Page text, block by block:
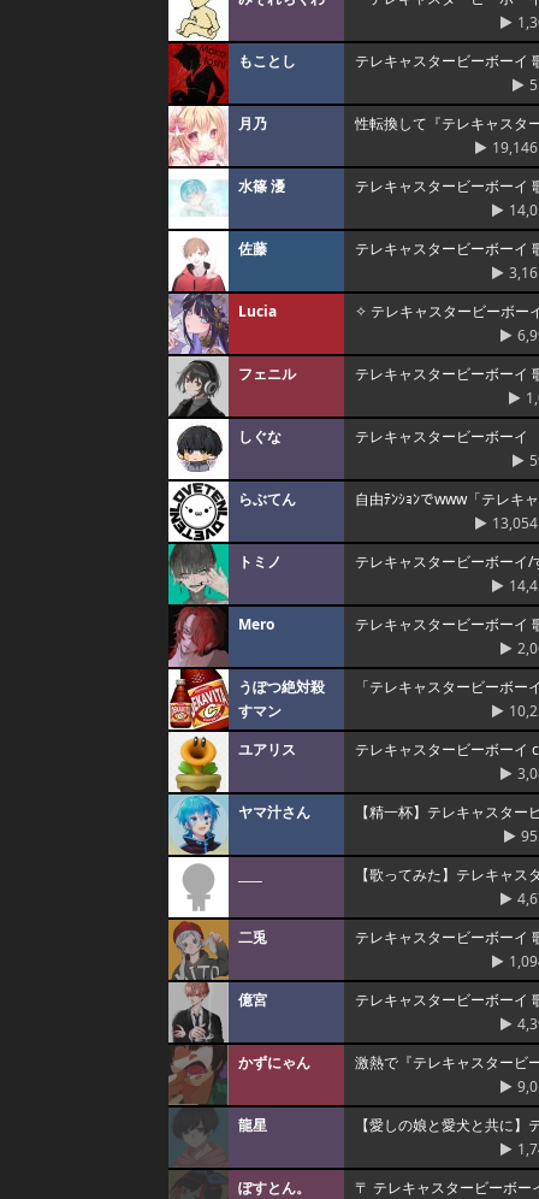
もことし
テレキャスタービーボーイ
月乃
性転換して『テレキャスタ
19,146
水篠 瀀
テレキャスタービーボー
佐藤
テレキャスタービーボーイ
Lucia
✧ テレキャスタービーボー
フェニル
テレキャスタービーボーイ
しぐな
テレキャスタービーボー
らぶてん
自由ﾃﾝｼｮﾝでwww「テレキ
13,054
トミノ
テレキャスタービーボーイ/
Mero
テレキャスタービーボー
うぽつ絶対殺
すマン
「テレキャスタービーボー
ユアリス
テレキャスタービーボーイ
ヤマ汁さん
【精一杯】テレキャスタ
【歌ってみた】テレキャ
二兎
テレキャスタービーボーイ
億宮
テレキャスタービーボーイ
かずにゃん
激熱で『テレキャスタービ
龍星
【愛しの娘と愛犬と共に
ぽすとん。
〒 テレキャスタービーボー